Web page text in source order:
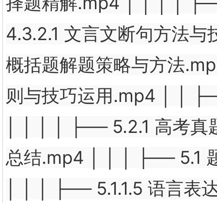
4.3.2.1 文言文断句方法
概括题解题策略与方法
则与技巧运用.mp4 │ │
│ │ │ │ ├── 5.2.1 高考
总结.mp4 │ │ │ ├── 5.1
│ │ │ ├── 5.1.1.5 语言